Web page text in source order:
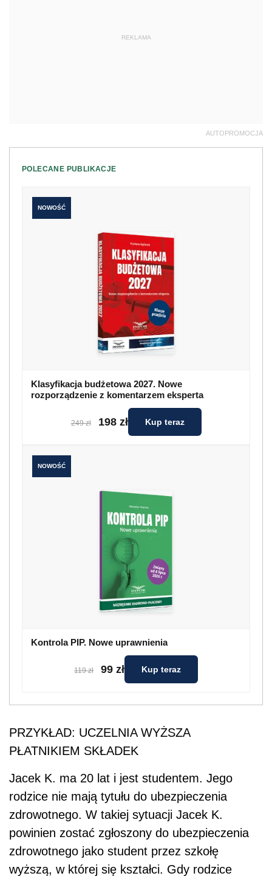
REKLAMA
AUTOPROMOCJA
POLECANE PUBLIKACJE
NOWOŚĆ
Klasyfikacja budżetowa 2027. Nowe
rozporządzenie z komentarzem eksperta
249 zł 198 zł Kup teraz
NOWOŚĆ
Kontrola PIP. Nowe uprawnienia
119 zł 99 zł Kup teraz
PRZYKŁAD: UCZELNIA WYŻSZA
PŁATNIKIEM SKŁADEK
Jacek K. ma 20 lat i jest studentem. Jego
rodzice nie mają tytułu do ubezpieczenia
zdrowotnego. W takiej sytuacji Jacek K.
powinien zostać zgłoszony do ubezpieczenia
zdrowotnego jako student przez szkołę
wyższą, w której się kształci. Gdy rodzice